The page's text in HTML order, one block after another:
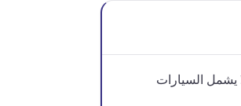
يشمل السيارات